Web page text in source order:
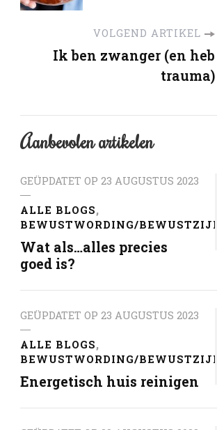
VOLGEND ARTIKEL
Ik ben zwanger (en heb
trauma)
Aanbevolen artikelen
GEÜPDATET OP 23 AUGUSTUS 2023
ALLE BLOGS
BEWUSTWORDING/BEWUSTZIJN
Wat als…alles precies
goed is?
GEÜPDATET OP 23 AUGUSTUS 2023
ALLE BLOGS
BEWUSTWORDING/BEWUSTZIJN
Energetisch huis reinigen